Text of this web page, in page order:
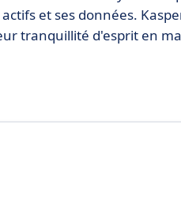
et ses données.
tranquillité d'esprit en